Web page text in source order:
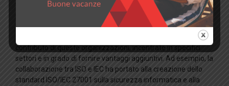
telecomunicazioni (ITU) e l’Organizzazione internazionale
per la metrologia legale (OIML), per garantire la compatibilità
e l’armonizzazione degli standard. Questa interazione può
definire l’attuazione e lo sviluppo delle norme ISO attraverso il
contributo di queste organizzazioni, incentrate in specifici
settori e in grado di fornire vantaggi aggiuntivi. Ad esempio, la
collaborazione tra ISO e IEC ha portato alla creazione dello
standard ISO/IEC 27001 sulla sicurezza informatica e alla